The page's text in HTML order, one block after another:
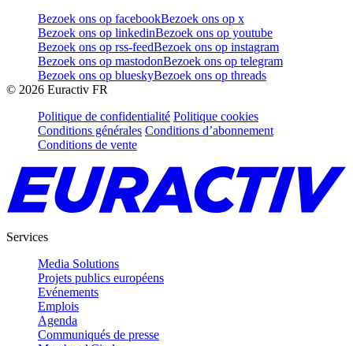
Bezoek ons op facebookBezoek ons op x
Bezoek ons op linkedinBezoek ons op youtube
Bezoek ons op rss-feedBezoek ons op instagram
Bezoek ons op mastodonBezoek ons op telegram
Bezoek ons op blueskyBezoek ons op threads
© 2026 Euractiv FR
Politique de confidentialité Politique cookies
Conditions générales Conditions d’abonnement
Conditions de vente
Services
Media Solutions
Projets publics européens
Evénements
Emplois
Agenda
Communiqués de presse